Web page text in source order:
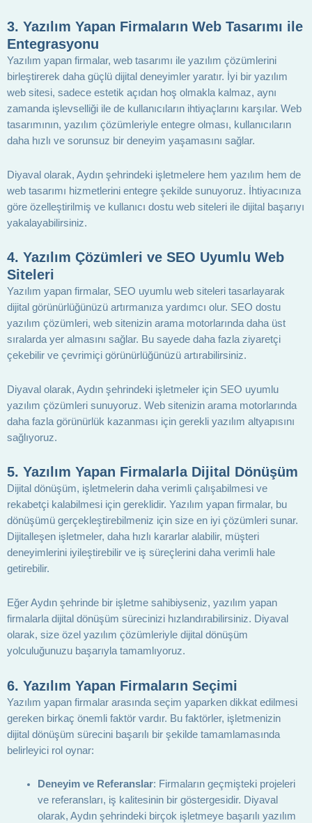
3. Yazılım Yapan Firmaların Web Tasarımı ile
Entegrasyonu
Yazılım yapan firmalar, web tasarımı ile yazılım çözümlerini
birleştirerek daha güçlü dijital deneyimler yaratır. İyi bir yazılım
web sitesi, sadece estetik açıdan hoş olmakla kalmaz, aynı
zamanda işlevselliği ile de kullanıcıların ihtiyaçlarını karşılar. Web
tasarımının, yazılım çözümleriyle entegre olması, kullanıcıların
daha hızlı ve sorunsuz bir deneyim yaşamasını sağlar.
Diyaval olarak, Aydın şehrindeki işletmelere hem yazılım hem de
web tasarımı hizmetlerini entegre şekilde sunuyoruz. İhtiyacınıza
göre özelleştirilmiş ve kullanıcı dostu web siteleri ile dijital başarıyı
yakalayabilirsiniz.
4. Yazılım Çözümleri ve SEO Uyumlu Web
Siteleri
Yazılım yapan firmalar, SEO uyumlu web siteleri tasarlayarak
dijital görünürlüğünüzü artırmanıza yardımcı olur. SEO dostu
yazılım çözümleri, web sitenizin arama motorlarında daha üst
sıralarda yer almasını sağlar. Bu sayede daha fazla ziyaretçi
çekebilir ve çevrimiçi görünürlüğünüzü artırabilirsiniz.
Diyaval olarak, Aydın şehrindeki işletmeler için SEO uyumlu
yazılım çözümleri sunuyoruz. Web sitenizin arama motorlarında
daha fazla görünürlük kazanması için gerekli yazılım altyapısını
sağlıyoruz.
5. Yazılım Yapan Firmalarla Dijital Dönüşüm
Dijital dönüşüm, işletmelerin daha verimli çalışabilmesi ve
rekabetçi kalabilmesi için gereklidir. Yazılım yapan firmalar, bu
dönüşümü gerçekleştirebilmeniz için size en iyi çözümleri sunar.
Dijitalleşen işletmeler, daha hızlı kararlar alabilir, müşteri
deneyimlerini iyileştirebilir ve iş süreçlerini daha verimli hale
getirebilir.
Eğer Aydın şehrinde bir işletme sahibiyseniz, yazılım yapan
firmalarla dijital dönüşüm sürecinizi hızlandırabilirsiniz. Diyaval
olarak, size özel yazılım çözümleriyle dijital dönüşüm
yolculuğunuzu başarıyla tamamlıyoruz.
6. Yazılım Yapan Firmaların Seçimi
Yazılım yapan firmalar arasında seçim yaparken dikkat edilmesi
gereken birkaç önemli faktör vardır. Bu faktörler, işletmenizin
dijital dönüşüm sürecini başarılı bir şekilde tamamlamasında
belirleyici rol oynar:
Deneyim ve Referanslar: Firmaların geçmişteki projeleri
ve referansları, iş kalitesinin bir göstergesidir. Diyaval
olarak, Aydın şehrindeki birçok işletmeye başarılı yazılım